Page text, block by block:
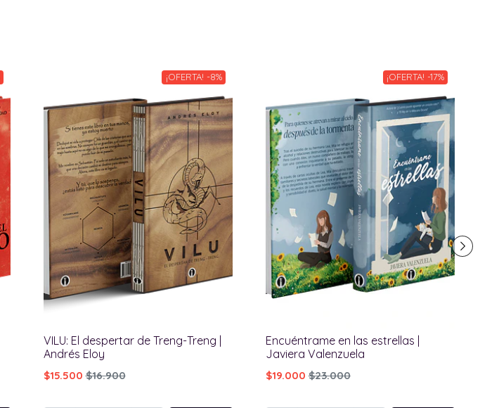
¡OFERTA! -8%
VILU: El despertar de Treng-Treng |
Andrés Eloy
$15.500 $16.900
¡OFERTA! -17%
Encuéntrame en las estrellas |
Javiera Valenzuela
$19.000 $23.000